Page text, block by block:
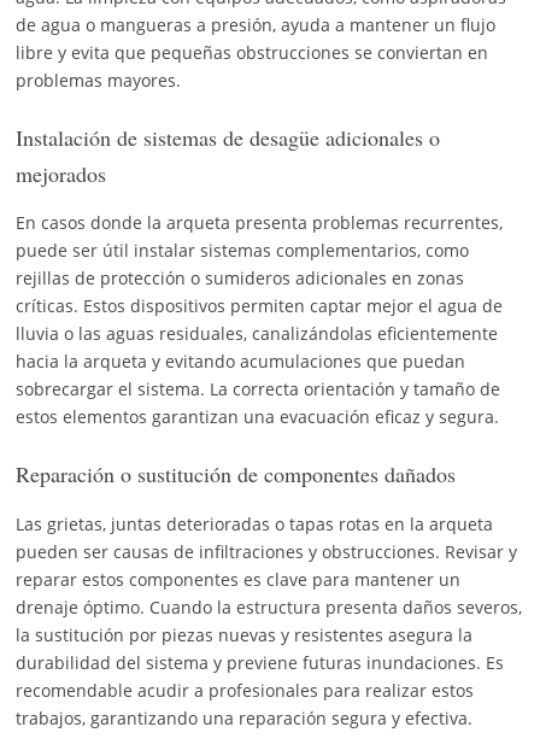
de agua o mangueras a presión, ayuda a mantener un flujo
libre y evita que pequeñas obstrucciones se conviertan en
problemas mayores.
Instalación de sistemas de desagüe adicionales o
mejorados
En casos donde la arqueta presenta problemas recurrentes,
puede ser útil instalar sistemas complementarios, como
rejillas de protección o sumideros adicionales en zonas
críticas. Estos dispositivos permiten captar mejor el agua de
lluvia o las aguas residuales, canalizándolas eficientemente
hacia la arqueta y evitando acumulaciones que puedan
sobrecargar el sistema. La correcta orientación y tamaño de
estos elementos garantizan una evacuación eficaz y segura.
Reparación o sustitución de componentes dañados
Las grietas, juntas deterioradas o tapas rotas en la arqueta
pueden ser causas de infiltraciones y obstrucciones. Revisar y
reparar estos componentes es clave para mantener un
drenaje óptimo. Cuando la estructura presenta daños severos,
la sustitución por piezas nuevas y resistentes asegura la
durabilidad del sistema y previene futuras inundaciones. Es
recomendable acudir a profesionales para realizar estos
trabajos, garantizando una reparación segura y efectiva.